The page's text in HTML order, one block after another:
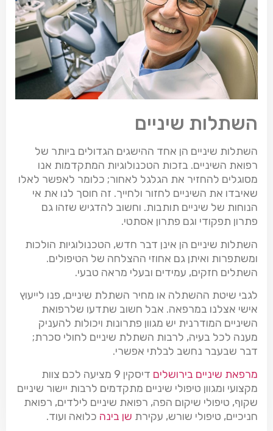
השתלות שיניים
השתלות שיניים הן אחד ההישגים הגדולים ביותר של
רפואת השיניים. בזכות הטכנולוגיות המתקדמות אנו
מסוגלים להחזיר את הגלגל לאחור; כלומר לאפשר לאלו
שאיבדו את השיניים לחזור ולחייך. זה חוסך לנו את אי
הנוחות של שיניים תותבות. וחשוב להדגיש שזהו גם
פתרון תפקודי וגם פתרון אסתטי.
השתלות שיניים הן אינן דבר חדש, הטכנולוגיות הולכות
ומשתפרות ואיתן גם אחוזי ההצלחה של הטיפולים.
השתלים חזקים, עמידים ובעלי מראה טבעי.
לגבי שיטת ההשתלה או מחיר השתלת שיניים, פנו לייעוץ
אישי אצלנו במרפאה. אבל חשוב שתדעו שלרפואת
השיניים המודרנית יש מגוון פתרונות ויכולות להעניק
מענה לכל בעיה, לרבות השתלת שיניים לחולי סכרת;
דבר שבעבר נחשב לבלתי אפשרי.
מרפאת שיניים בירושלים
דיסקין 9 מציעה לכם צוות
מקצועי ומגוון טיפולי שיניים מתקדמים לרבות יישור שיניים
שקוף, טיפולי שיקום הפה, רפואת שיניים לילדים, רפואת
חניכיים, טיפולי שורש, עקירת שן בינה כלואה ועוד.